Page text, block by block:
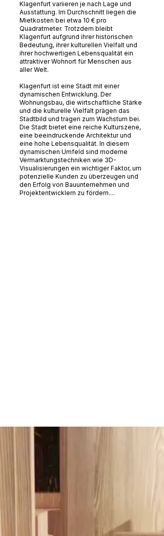
Klagenfurt variieren je nach Lage und
Ausstattung. Im Durchschnitt liegen die
Mietkosten bei etwa 10 € pro
Quadratmeter. Trotzdem bleibt
Klagenfurt aufgrund ihrer historischen
Bedeutung, ihrer kulturellen Vielfalt und
ihrer hochwertigen Lebensqualität ein
attraktiver Wohnort für Menschen aus
aller Welt.
Klagenfurt ist eine Stadt mit einer
dynamischen Entwicklung. Der
Wohnungsbau, die wirtschaftliche Stärke
und die kulturelle Vielfalt prägen das
Stadtbild und tragen zum Wachstum bei.
Die Stadt bietet eine reiche Kulturszene,
eine beeindruckende Architektur und
eine hohe Lebensqualität. In diesem
dynamischen Umfeld sind moderne
Vermarktungstechniken wie 3D-
Visualisierungen ein wichtiger Faktor, um
potenzielle Kunden zu überzeugen und
den Erfolg von Bauunternehmen und
Projektentwicklern zu fördern....